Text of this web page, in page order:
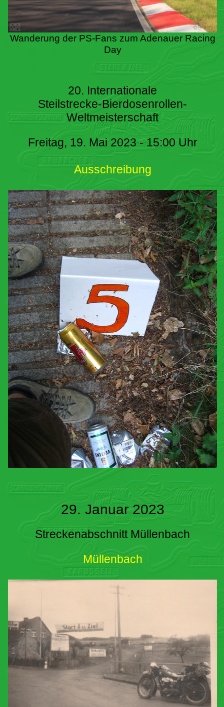
Wanderung der PS-Fans zum Adenauer Racing
Day
20. Internationale
Steilstrecke-Bierdosenrollen-
Weltmeisterschaft
Freitag, 19. Mai 2023 - 15:00 Uhr
Ausschreibung
29. Januar 2023
Streckenabschnitt Müllenbach
Müllenbach